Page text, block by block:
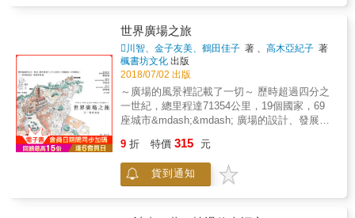
府曰後的生存發生關鍵性的影響。要麼現在，
臺灣與中國交惡；如果中國和美國不是敵對關
係的話。維護台海現狀的是日本，而日本維護
台海現狀的背後有羅斯月臺。中國正在另面
（另外一種面貌）面臨著日本二戰路徑選擇。
中國和美國關係的鑰匙，掌握在中國手中；這
如同二戰前夕，日本與美國的鑰匙，掌握在日
本手中。決定二十一世紀中國命運的，是跨太
濟角度看，中國投資歐洲—投資效益比遠遠比
美國高得多得多；甚至可以說，美國並沒有什
麼可供商業意義上的投資回報專案。但這只是
「現當代建築賞析」選修科，是北大最受歡迎
的精品課之一。本書由通選課講稿整理而成。
作者走進歷史深處的現代建築山巒，全面梳理
西方現代建築發生、發展的脈絡；集中對柯比
意、密斯、萊特、路易‧康四位現代建築大師的
建築思想加以探討，並考察他們的思想在西
方、日本、中國當代建築中的主要影響與不同
表現；反思中國現當代建築與西方同時期建築
差距與差異，從而提出中國當代建築的地域性
論結合，圖文並茂，是現當代建築史入門佳
作。
世界廣場之旅
川智、金子友美、鶴田佳子 著 、高木亞紀子 著
楓書坊文化 出版
2018/07/02 出版
～廣場的風景裡記載了一切～ 歷時超過四分之
一世紀，總里程達71354公里，19個國家，69
座城市&mdash;&mdash; 廣場的設計、發展與
廣場成為召喚&hellip;&hellip; 來往的人群在廣
場化作公眾&hellip;&hellip; 異鄉的旅人在廣場
打開了城市&hellip;&hellip; 這本書是關於廣場
9 折 特價 315 元
貨到通知